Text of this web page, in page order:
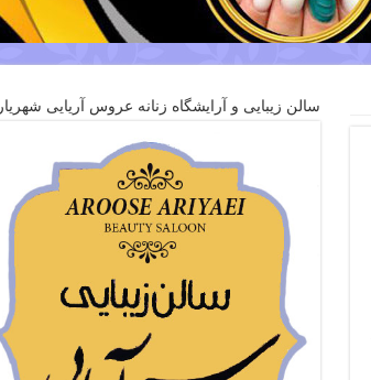
سالن زیبایی و آرایشگاه زنانه عروس آریایی شهریار